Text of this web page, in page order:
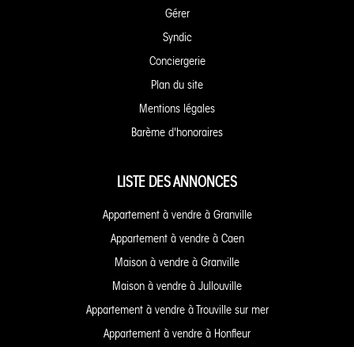
Gérer
Syndic
Conciergerie
Plan du site
Mentions légales
Barème d'honoraires
LISTE DES ANNONCES
Appartement à vendre à Granville
Appartement à vendre à Caen
Maison à vendre à Granville
Maison à vendre à Jullouville
Appartement à vendre à Trouville sur mer
Appartement à vendre à Honfleur